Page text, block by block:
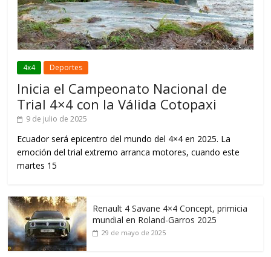
4x4 Deportes
Inicia el Campeonato Nacional de
Trial 4×4 con la Válida Cotopaxi
9 de julio de 2025
Ecuador será epicentro del mundo del 4×4 en 2025. La
emoción del trial extremo arranca motores, cuando este
martes 15
Renault 4 Savane 4×4 Concept, primicia
mundial en Roland-Garros 2025
29 de mayo de 2025